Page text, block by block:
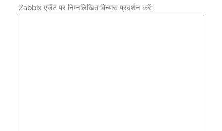
Zabbix एजेंट पर निम्नलिखित विन्यास प्रदर्शन करें: